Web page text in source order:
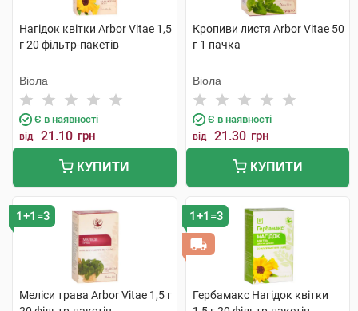
Нагідок квітки Arbor Vitae 1,5
г 20 фільтр-пакетів
Віола
Є в наявності
від 21.10 грн
КУПИТИ
Кропиви листя Arbor Vitae 50
г 1 пачка
Віола
Є в наявності
від 21.30 грн
КУПИТИ
1+1=3
Меліси трава Arbor Vitae 1,5 г
1+1=3
Гербамакс Нагідок квітки